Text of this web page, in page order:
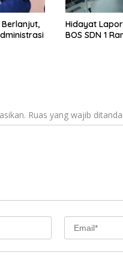
Berlanjut,
Hidayat
BOS SDN 1
Ruas yang wajib ditandai